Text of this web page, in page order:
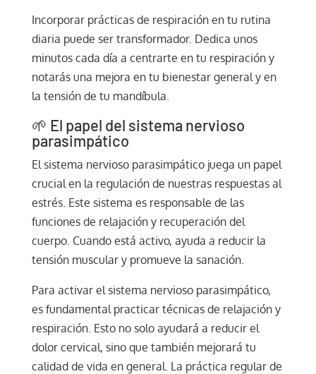
Incorporar prácticas de respiración en tu rutina
diaria puede ser transformador. Dedica unos
minutos cada día a centrarte en tu respiración y
notarás una mejora en tu bienestar general y en
la tensión de tu mandíbula.
🌱 El papel del sistema nervioso
parasimpático
El sistema nervioso parasimpático juega un papel
crucial en la regulación de nuestras respuestas al
estrés. Este sistema es responsable de las
funciones de relajación y recuperación del
cuerpo. Cuando está activo, ayuda a reducir la
tensión muscular y promueve la sanación.
Para activar el sistema nervioso parasimpático,
es fundamental practicar técnicas de relajación y
respiración. Esto no solo ayudará a reducir el
dolor cervical, sino que también mejorará tu
calidad de vida en general. La práctica regular de